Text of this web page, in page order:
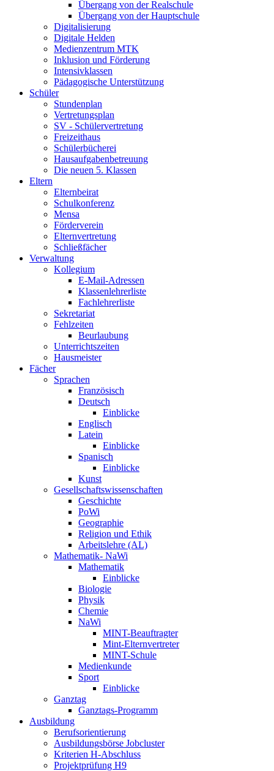
Übergang von der Realschule
Übergang von der Hauptschule
Digitalisierung
Digitale Helden
Medienzentrum MTK
Inklusion und Förderung
Intensivklassen
Pädagogische Unterstützung
Schüler
Stundenplan
Vertretungsplan
SV - Schülervertretung
Freizeithaus
Schülerbücherei
Hausaufgabenbetreuung
Die neuen 5. Klassen
Eltern
Elternbeirat
Schulkonferenz
Mensa
Förderverein
Elternvertretung
Schließfächer
Verwaltung
Kollegium
E-Mail-Adressen
Klassenlehrerliste
Fachlehrerliste
Sekretariat
Fehlzeiten
Beurlaubung
Unterrichtszeiten
Hausmeister
Fächer
Sprachen
Französisch
Deutsch
Einblicke
Englisch
Latein
Einblicke
Spanisch
Einblicke
Kunst
Gesellschaftswissenschaften
Geschichte
PoWi
Geographie
Religion und Ethik
Arbeitslehre (AL)
Mathematik- NaWi
Mathematik
Einblicke
Biologie
Physik
Chemie
NaWi
MINT-Beauftragter
Mint-Elternvertreter
MINT-Schule
Medienkunde
Sport
Einblicke
Ganztag
Ganztags-Programm
Ausbildung
Berufsorientierung
Ausbildungsbörse Jobcluster
Kriterien H-Abschluss
Projektprüfung H9